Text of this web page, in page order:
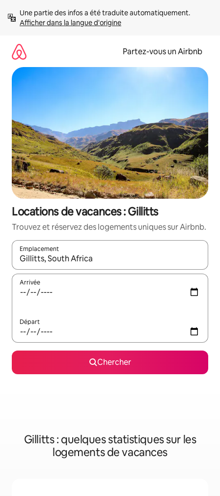
directement
Afficher dans la langue d'origine
Partez-vous un Airbnb
Locations de vacances : Gillitts
Trouvez et réservez des logements uniques sur Airbnb.
Emplacement
Quand les résultats sont affichés, parcourez-les en utilisant
Arrivée
Départ
Chercher
Gillitts : quelques statistiques sur les
logements de vacances